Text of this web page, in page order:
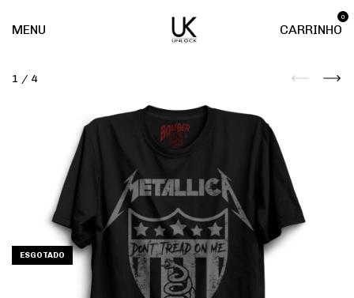
MENU CARRINHO
0
1 / 4
ESGOTADO